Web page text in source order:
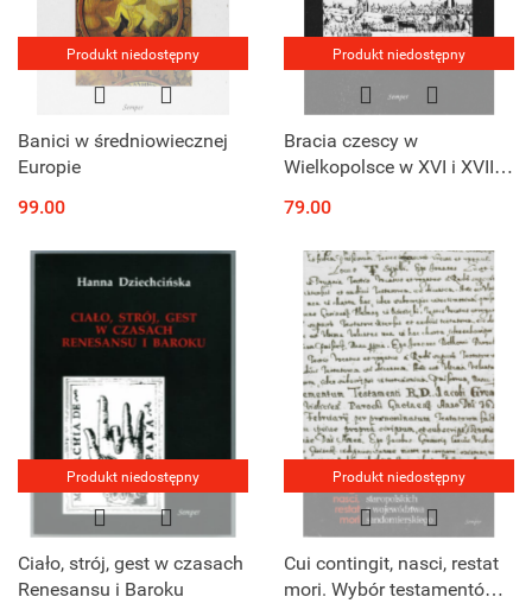
Produkt niedostępny
Banici w średniowiecznej
Europie
99.00
Produkt niedostępny
Bracia czescy w
Wielkopolsce w XVI i XVII
79.00
Produkt niedostępny
Ciało, strój, gest w czasach
Renesansu i Baroku
Produkt niedostępny
Cui contingit, nasci, restat
mori. Wybór testamentów